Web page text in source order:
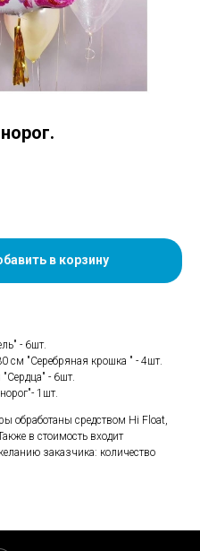
в корзину
- 6шт.
см "Серебряная крошка " - 4шт.
- 6шт.
1шт.
обработаны средством Hi Float,
в стоимость входит
заказчика: количество